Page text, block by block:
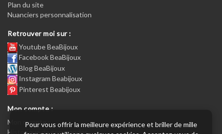
Plan du site
Nuanciers personnalisation
Retrouver moi sur :
Youtube BeaBijoux
Facebook BeaBijoux
Blog BeaBijoux
Instagram Beabijoux
Pinterest Beabijoux
Mon compte :
Mon compte :
Historique de commandes
Pour vous offrir la meilleure expérience et briller de mille